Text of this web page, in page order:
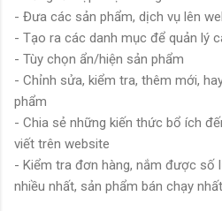
- Đưa các sản phẩm, dịch vụ lên
- Tạo ra các danh mục để quản lý
- Tùy chọn ẩn/hiện sản phẩm
- Chỉnh sửa, kiểm tra, thêm mới,
phẩm
- Chia sẻ những kiến thức bổ ích
viết trên website
- Kiểm tra đơn hàng, nắm được số
nhiều nhất, sản phẩm bán chạy nhất